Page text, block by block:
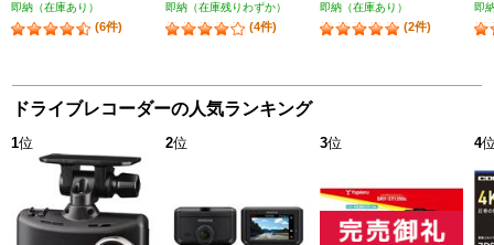
即納（在庫あり）
(6件)
即納（在庫残りわずか）
(4件)
即納（在庫あり）
(2件)
即
ドライブレコーダーの人気ランキング
1位 2位 3位 4